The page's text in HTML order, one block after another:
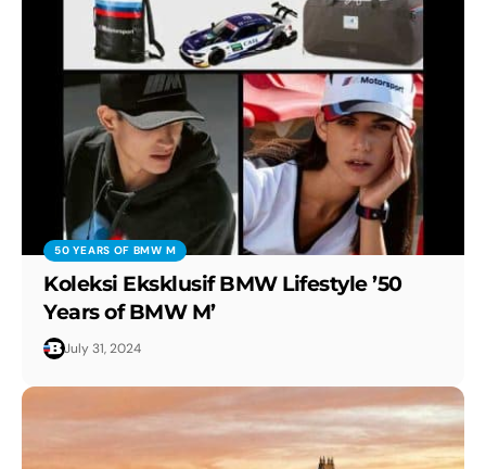
50 YEARS OF BMW M
Koleksi Eksklusif BMW Lifestyle ’50
Years of BMW M’
July 31, 2024